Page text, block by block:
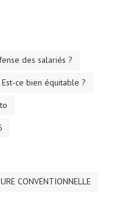
des salariés ?
ce bien équitable ?
CONVENTIONNELLE